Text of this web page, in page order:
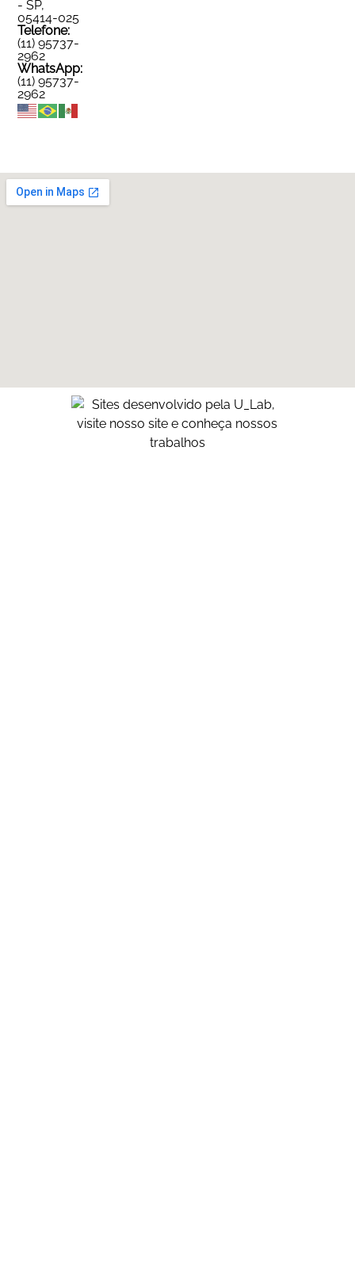
- SP,
05414-025
Telefone:
(11) 95737-
2962
WhatsApp:
(11) 95737-
2962